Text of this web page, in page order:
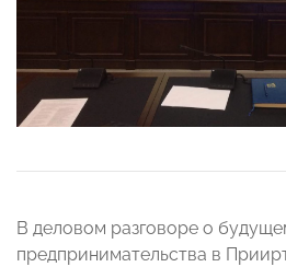
В деловом разговоре о
предпринимательства в